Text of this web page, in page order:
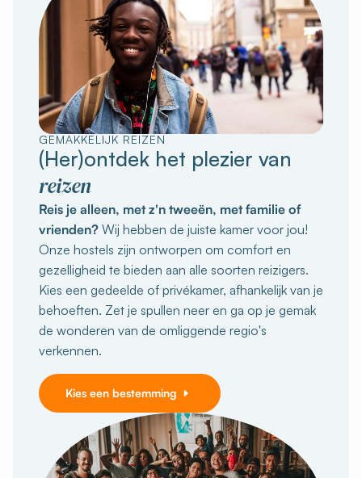
GEMAKKELIJK REIZEN
(Her)ontdek het plezier van
reizen
Reis je alleen, met z'n tweeën, met familie of
vrienden? Wij hebben de juiste kamer voor jou!
Onze hostels zijn ontworpen om comfort en
gezelligheid te bieden aan alle soorten reizigers.
Kies een gedeelde of privékamer, afhankelijk van je
behoeften. Zet je spullen neer en ga op je gemak
de wonderen van de omliggende regio's
verkennen.
Kies een bestemming